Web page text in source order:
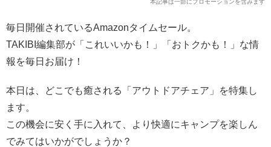
毎日開催されているAmazonタイムセール。
TAKIBI編集部が「これいいかも！」「おトクかも！」な情
報を毎日お届け！
本日は、どこでも癒される「アウトドアチェア」を特集し
ます。
この機会に安く手に入れて、より快適にキャンプを楽しん
でみてはいかがでしょうか？